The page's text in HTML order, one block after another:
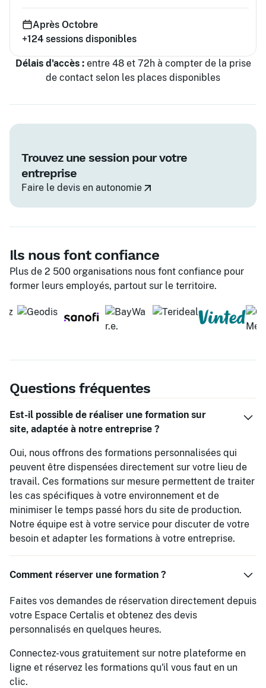
Après Octobre
+124 sessions disponibles
Délais d'accès :entre 48 et 72h à compter de la prise
de contact selon les places disponibles
Trouvez une session pour votre
entreprise
Faire le devis en autonomie
Ils nous font confiance
Plus de 2 500 organisations nous font confiance pour
former leurs employés, partout sur le territoire.
Questions fréquentes
Est-il possible de réaliser une formation sur
site, adaptée à notre entreprise ?
Oui, nous offrons des formations personnalisées qui
peuvent être dispensées directement sur votre lieu de
travail. Ces formations sur mesure permettent de traiter
les cas spécifiques à votre environnement et de
minimiser le temps passé hors du site de production.
Notre équipe est à votre service pour discuter de votre
besoin et adapter les formations à votre entreprise.
Comment réserver une formation ?
Faites vos demandes de réservation directement depuis
votre Espace Certalis et obtenez des devis
personnalisés en quelques heures.
Connectez-vous gratuitement sur notre plateforme en
ligne et réservez les formations qu'il vous faut en un
clic.